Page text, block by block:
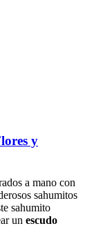
y
a mano con
sahumitos
sahumito
un escudo